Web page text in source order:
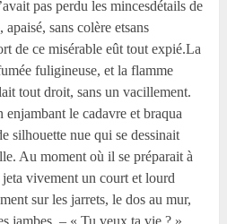
pas perdu les mincesdétails de
sans colère etsans
de ce misérable eût tout expié.La
fuligineuse, et la flamme
tout droit, sans un vacillement.
enjambant le cadavre et braqua
silhouette nue qui se dessinait
Au moment où il se préparait à
jeta vivement un court et lourd
sur les jarrets, le dos au mur,